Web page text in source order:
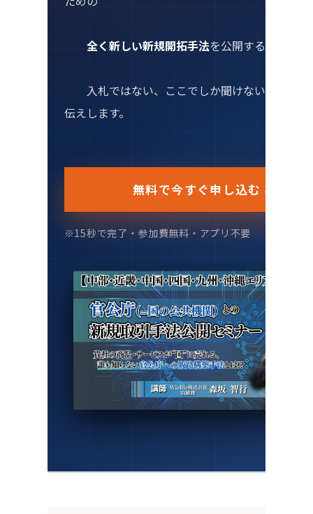
全く新しい新規開拓手法を公開する特別セ
伝えします。
無料で今すぐ申し込む →
※15秒で完了・参加費無料・アプリ不要